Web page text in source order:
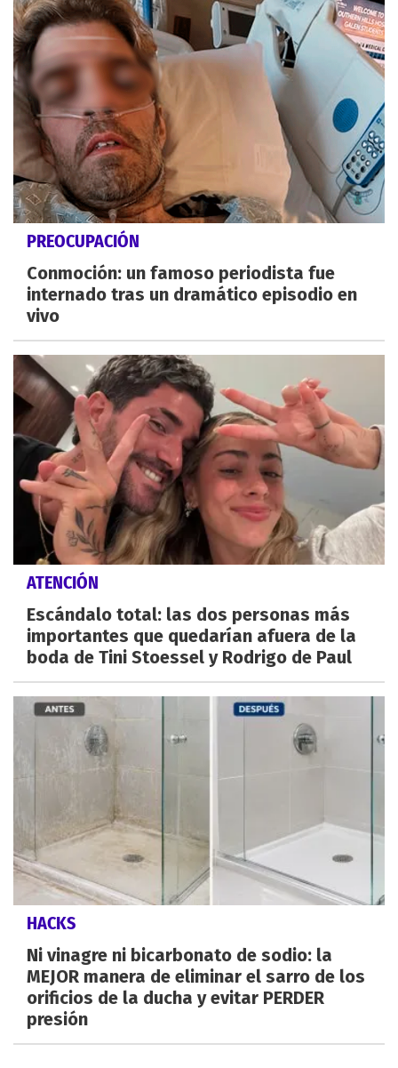
PREOCUPACIÓN
Conmoción: un famoso periodista fue
internado tras un dramático episodio en
vivo
ATENCIÓN
Escándalo total: las dos personas más
importantes que quedarían afuera de la
boda de Tini Stoessel y Rodrigo de Paul
HACKS
Ni vinagre ni bicarbonato de sodio: la
MEJOR manera de eliminar el sarro de los
orificios de la ducha y evitar PERDER
presión